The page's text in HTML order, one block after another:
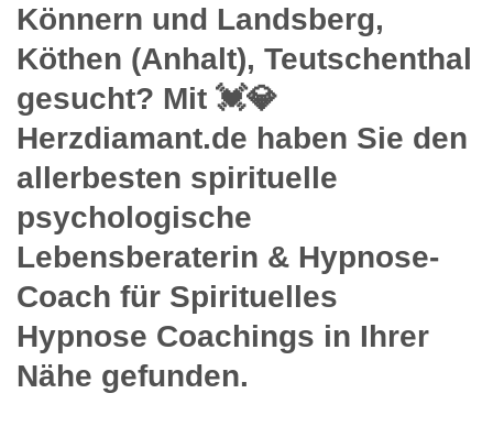
Könnern und Landsberg,
Köthen (Anhalt), Teutschenthal
gesucht? Mit 💓️💎
Herzdiamant.de haben Sie den
allerbesten spirituelle
psychologische
Lebensberaterin & Hypnose-
Coach für Spirituelles
Hypnose Coachings in Ihrer
Nähe gefunden.